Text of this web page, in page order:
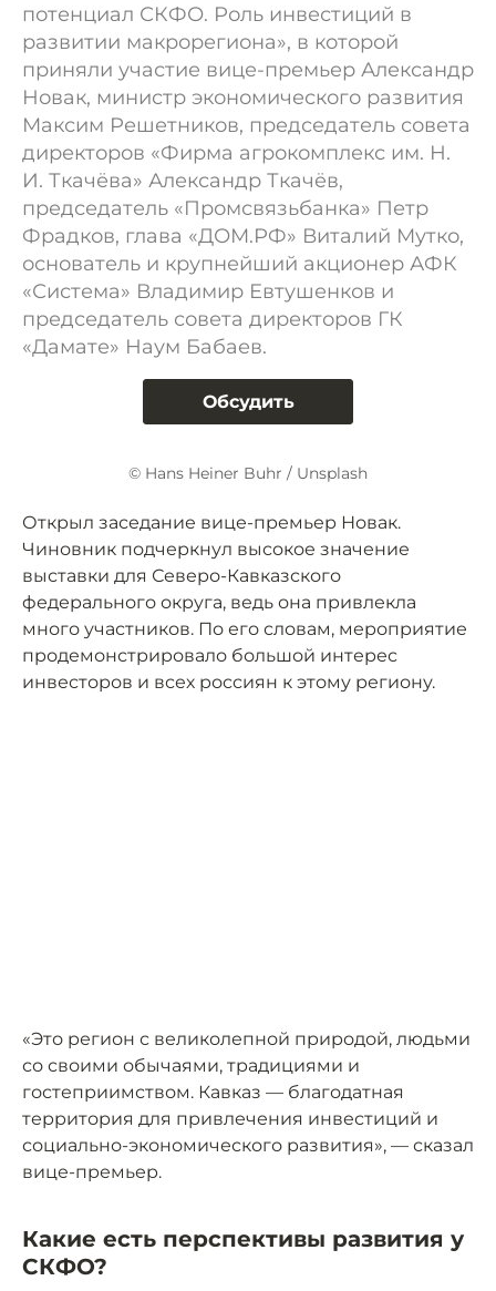
потенциал СКФО. Роль инвестиций в
развитии макрорегиона», в которой
приняли участие вице-премьер Александр
Новак, министр экономического развития
Максим Решетников, председатель совета
директоров «Фирма агрокомплекс им. Н.
И. Ткачёва» Александр Ткачёв,
председатель «Промсвязьбанка» Петр
Фрадков, глава «ДОМ.РФ» Виталий Мутко,
основатель и крупнейший акционер АФК
«Система» Владимир Евтушенков и
председатель совета директоров ГК
«Дамате» Наум Бабаев.
Обсудить
© Hans Heiner Buhr / Unsplash
Открыл заседание вице-премьер Новак.
Чиновник подчеркнул высокое значение
выставки для Северо-Кавказского
федерального округа, ведь она привлекла
много участников. По его словам, мероприятие
продемонстрировало большой интерес
инвесторов и всех россиян к этому региону.
«Это регион с великолепной природой, людьми
со своими обычаями, традициями и
гостеприимством. Кавказ — благодатная
территория для привлечения инвестиций и
социально-экономического развития», — сказал
вице-премьер.
Какие есть перспективы развития у
СКФО?